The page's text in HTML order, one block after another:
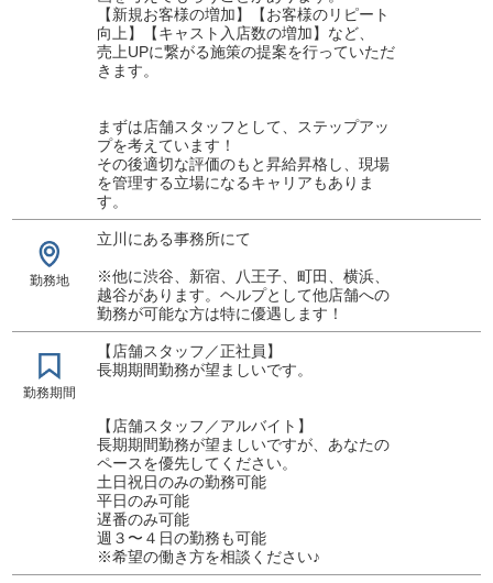
【新規お客様の増加】【お客様のリピート
向上】【キャスト入店数の増加】など、
売上UPに繋がる施策の提案を行っていただ
きます。
まずは店舗スタッフとして、ステップアッ
プを考えています！
その後適切な評価のもと昇給昇格し、現場
を管理する立場になるキャリアもありま
す。
勤務地
立川にある事務所にて
※他に渋谷、新宿、八王子、町田、横浜、
越谷があります。ヘルプとして他店舗への
勤務が可能な方は特に優遇します！
勤務期間
【店舗スタッフ／正社員】
長期期間勤務が望ましいです。
【店舗スタッフ／アルバイト】
長期期間勤務が望ましいですが、あなたの
ペースを優先してください。
土日祝日のみの勤務可能
平日のみ可能
遅番のみ可能
週３〜４日の勤務も可能
※希望の働き方を相談ください♪